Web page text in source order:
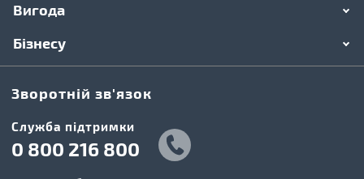
Вигода
Бізнесу
Зворотній зв'язок
Cлужба підтримки
0 800 216 800